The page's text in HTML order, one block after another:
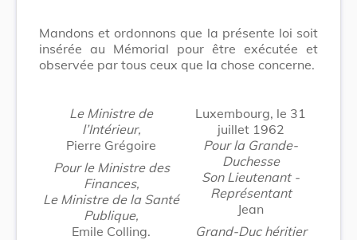
Mandons et ordonnons que la présente loi soit
insérée au Mémorial pour être exécutée et
observée par tous ceux que la chose concerne.
Le Ministre de
l’Intérieur,
Pierre Grégoire
Pour le Ministre des
Finances,
Le Ministre de la Santé
Publique,
Emile Colling.
Luxembourg, le 31
juillet 1962
Pour la Grande-
Duchesse
Son Lieutenant -
Représentant
Jean
Grand-Duc héritier